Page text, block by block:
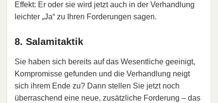
Effekt: Er oder sie wird jetzt auch in der Verhandlung
leichter „Ja“ zu Ihren Forderungen sagen.
8. Salamitaktik
Sie haben sich bereits auf das Wesentliche geeinigt,
Kompromisse gefunden und die Verhandlung neigt
sich ihrem Ende zu? Dann stellen Sie jetzt noch
überraschend eine neue, zusätzliche Forderung – das